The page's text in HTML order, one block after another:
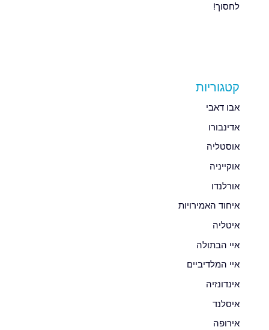
לחסוך!
קטגוריות
אבו דאבי
אדינבורו
אוסטליה
אוקייניה
אורלנדו
איחוד האמירויות
איטליה
איי הבתולה
איי המלדיביים
אינדונזיה
איסלנד
אירופה